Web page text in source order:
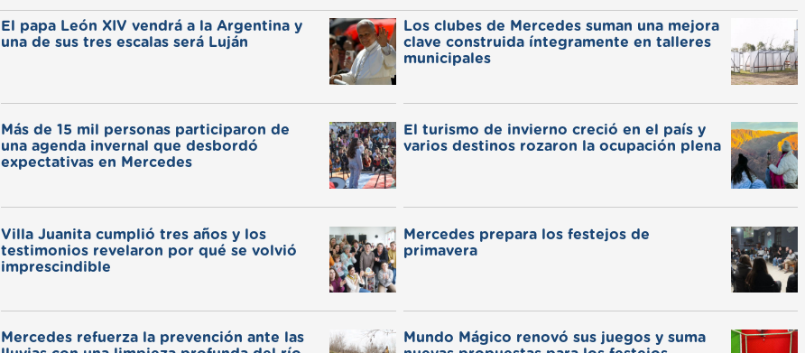
El papa León XIV vendrá a la Argentina y
una de sus tres escalas será Luján
Los clubes de Mercedes suman una mejora
clave construida íntegramente en talleres
municipales
Más de 15 mil personas participaron de
una agenda invernal que desbordó
expectativas en Mercedes
El turismo de invierno creció en el país y
varios destinos rozaron la ocupación plena
Villa Juanita cumplió tres años y los
testimonios revelaron por qué se volvió
imprescindible
Mercedes prepara los festejos de
primavera
Mercedes refuerza la prevención ante las
Mundo Mágico renovó sus juegos y suma